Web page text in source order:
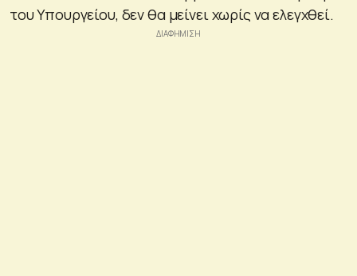
του Υπουργείου, δεν θα μείνει χωρίς να ελεγχθεί.